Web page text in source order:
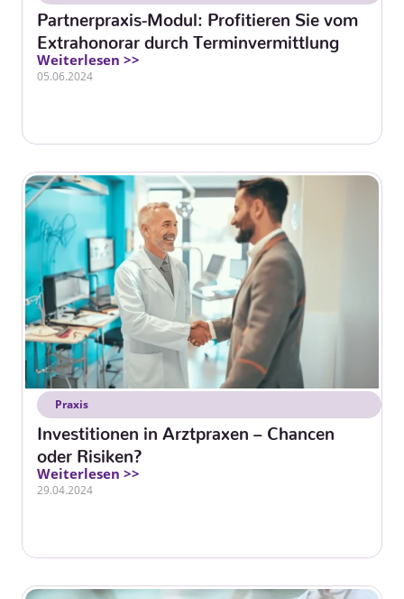
Partnerpraxis-Modul: Profitieren Sie vom
Extrahonorar durch Terminvermittlung
Weiterlesen >>
05.06.2024
Praxis
Investitionen in Arztpraxen – Chancen
oder Risiken?
Weiterlesen >>
29.04.2024